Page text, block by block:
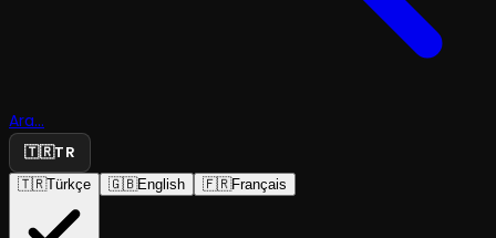
Ara...
🇹🇷TR
🇹🇷Türkçe 🇬🇧English 🇫🇷Français